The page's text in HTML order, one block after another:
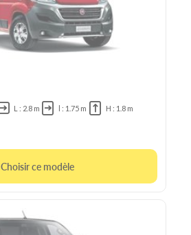
L : 2.8 m l : 1.75 m
H : 1.8 m
Choisir ce modèle